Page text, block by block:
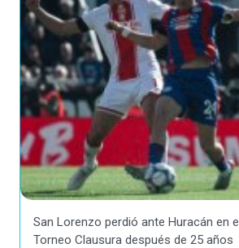
San Lorenzo perdió ante Huracán en
Torneo Clausura después de 25 años